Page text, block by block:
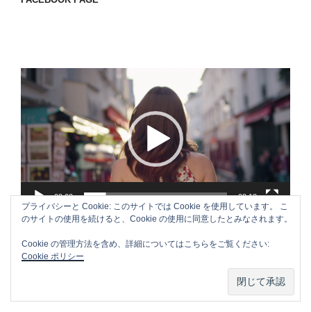
動
画
プ
レ
ー
ヤ
ー
00:00 00:18
APPLE CM SONG VOL.3
プライバシーと Cookie: このサイトでは Cookie を使用しています。 こ
のサイトの使用を続けると、Cookie の使用に同意したとみなされます。
Cookie の管理方法を含め、詳細についてはこちらをご覧ください:
Cookie ポリシー